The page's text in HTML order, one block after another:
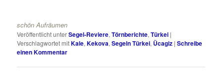
schön Aufräumen
Veröffentlicht unterSegel-Reviere,Törnberichte,Türkei |
Verschlagwortet mitKale,Kekova,Segeln Türkei, Ücagiz |Schreibe
einen Kommentar